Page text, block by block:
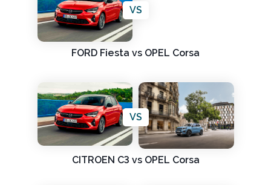
VS
FORD Fiesta vs OPEL Corsa
VS
CITROEN C3 vs OPEL Corsa